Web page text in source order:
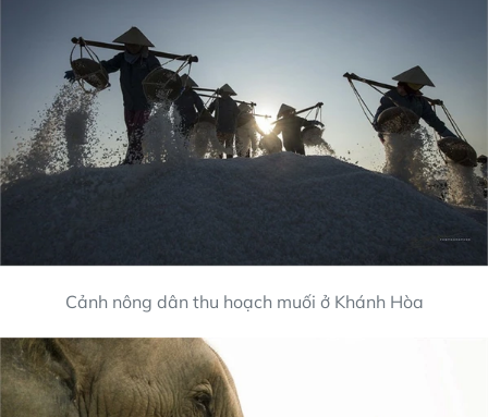
Cảnh nông dân thu hoạch muối ở Khánh Hòa